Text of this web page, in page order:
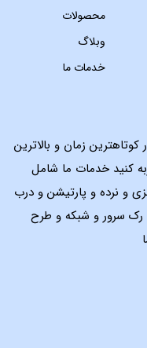
محصولات
وبلاگ
خدمات ما
زمان و بالاترین
کنید خدمات ما شامل
و نرده و پارتیشن و درب
رک سرور و شبکه و طرح